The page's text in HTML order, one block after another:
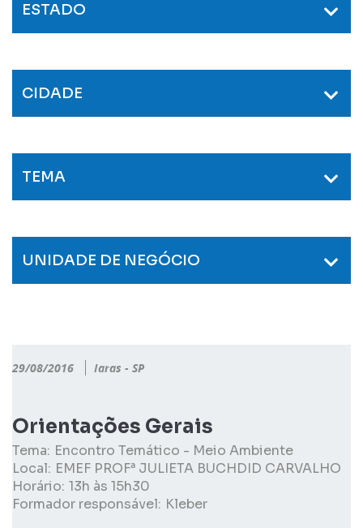
ESTADO
CIDADE
TEMA
UNIDADE DE NEGÓCIO
29/08/2016 Iaras - SP
Orientações Gerais
Tema: Encontro Temático - Meio Ambiente
Local: EMEF PROFª JULIETA BUCHDID CARVALHO
Horário: 13h às 15h30
Formador responsável: Kleber